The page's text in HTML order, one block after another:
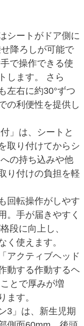
シートがドア側に
降ろしが可能で
で操作できる使
します。 さら
左右に約30°ずつ
の利便性を提供し
」は、シートと
取り付けてからシ
の持ち込みや他
り付けの負担を軽
回転操作がしやす
。手が届きやすく
段に向上し、
く使えます。
アクティブヘッド
動する作動するヘ
とで厚みが増
ます。
3」は、新生児期